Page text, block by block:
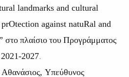
landmarks and cultural
against natuRal and
στο πλαίσιο του Προγράμματος
2027.
Αθανάσιος, Υπεύθυνος